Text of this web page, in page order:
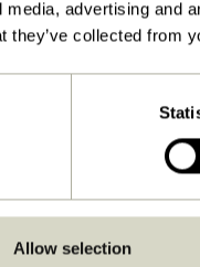
advertising and
they’ve collected from
Allow selection